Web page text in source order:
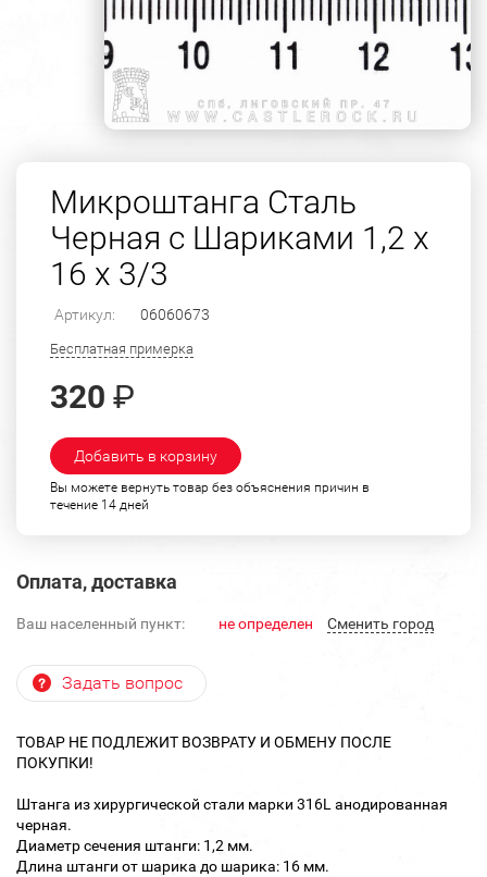
Микроштанга Сталь
Черная с Шариками 1,2 х
16 х 3/3
Артикул: 06060673
Бесплатная примерка
320 ₽
Добавить в корзину
Вы можете вернуть товар без объяснения причин в
течение 14 дней
Оплата, доставка
Ваш населенный пункт: не определен Cменить город
Задать вопрос
ТОВАР НЕ ПОДЛЕЖИТ ВОЗВРАТУ И ОБМЕНУ ПОСЛЕ
ПОКУПКИ!
Штанга из хирургической стали марки 316L анодированная
черная.
Диаметр сечения штанги: 1,2 мм.
Длина штанги от шарика до шарика: 16 мм.